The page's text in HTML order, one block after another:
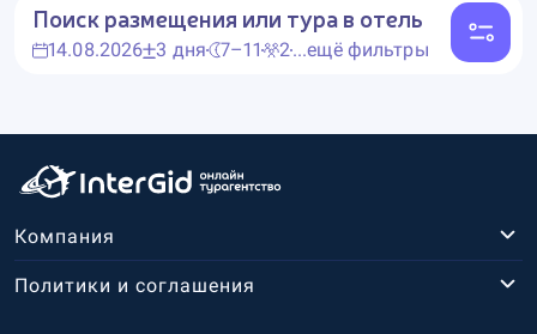
Поиск размещения или тура в отель
14.08.2026 3 дня 7–11 2...ещё фильтры
Компания
Политики и соглашения